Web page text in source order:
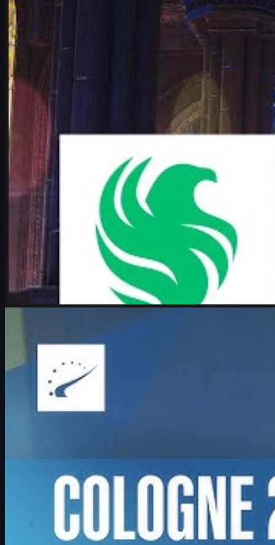
Falcons vs Vitality : analyse CS2 du choc des
playoffs
Analyse complète du duel Falcons vs Vitality aux playoffs du
Major IEM Cologne 2026 : contexte, cartes, joueurs clés,
pronostic et impact sur la scène CS2.
juin 17, 2026
Michael
Johnson
Counter-Strike 2juin 17, 2026
Boombl4 : Counter-Strike, sa vie et son retour au
sommet
Boombl4 raconte son retour en Major, son rôle de leader chez
BetBoom, ses émotions à Cologne et sa vision de l’avenir sur
Counter-Strike 2.